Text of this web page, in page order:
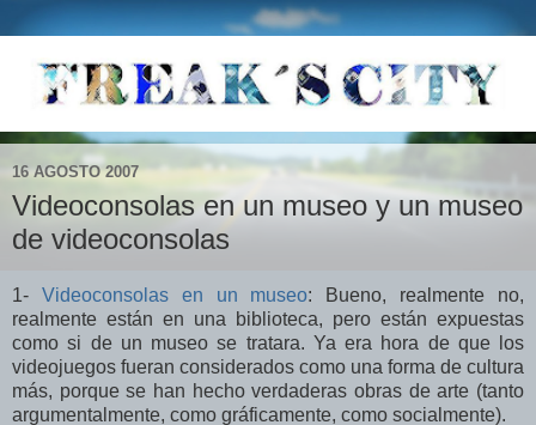
16 AGOSTO 2007
Videoconsolas en un museo y un museo
de videoconsolas
1- Videoconsolas en un museo: Bueno, realmente no,
realmente están en una biblioteca, pero están expuestas
como si de un museo se tratara. Ya era hora de que los
videojuegos fueran considerados como una forma de cultura
más, porque se han hecho verdaderas obras de arte (tanto
argumentalmente, como gráficamente, como socialmente).